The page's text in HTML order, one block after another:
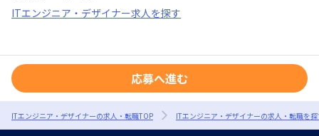
ITエンジニア・デザイナー求人を探す
応募へ進む
ITエンジニア・デザイナーの求人・転職TOP ITエンジニア・デザイナーの求人・転職を